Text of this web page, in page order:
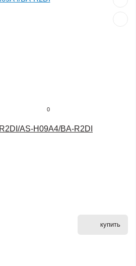
0
AS-H09A4/BA-R2DI
купить